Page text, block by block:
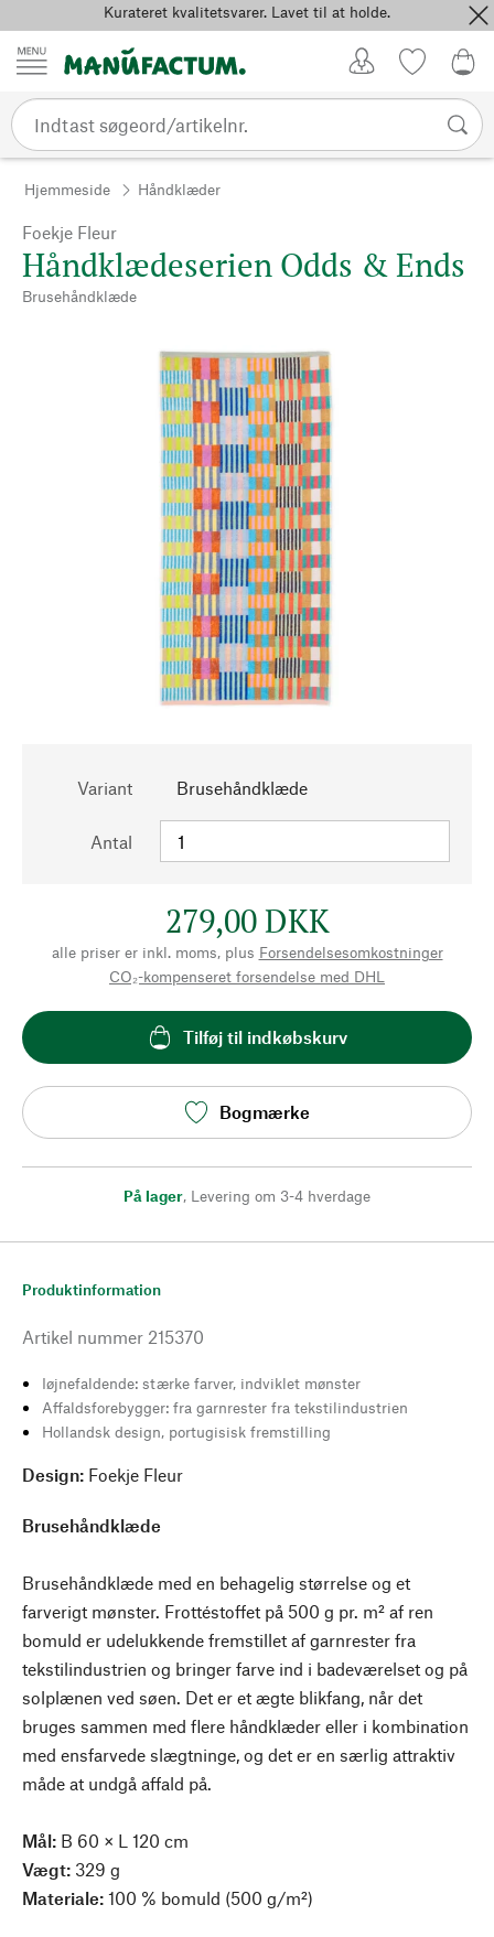
Spring til indholdKurateret kvalitetsvarer. Lavet til at holde.
Hjemmeside Håndklæder
Foekje Fleur
Håndklædeserien Odds & Ends
Brusehåndklæde
Variant Brusehåndklæde
Antal
279,00 DKK
alle priser er inkl. moms, plus Forsendelsesomkostninger
CO₂-kompenseret forsendelse med DHL
Tilføj til indkøbskurv
Bogmærke
På lager, Levering om 3-4 hverdage
Produktinformation
Artikel nummer 215370
Iøjnefaldende: stærke farver, indviklet mønster
Affaldsforebygger: fra garnrester fra tekstilindustrien
Hollandsk design, portugisisk fremstilling
Design: Foekje Fleur
Brusehåndklæde
Brusehåndklæde med en behagelig størrelse og et
farverigt mønster. Frottéstoffet på 500 g pr. m² af ren
bomuld er udelukkende fremstillet af garnrester fra
tekstilindustrien og bringer farve ind i badeværelset og på
solplænen ved søen. Det er et ægte blikfang, når det
bruges sammen med flere håndklæder eller i kombination
med ensfarvede slægtninge, og det er en særlig attraktiv
måde at undgå affald på.
Mål: B 60 × L 120 cm
Vægt: 329 g
Materiale: 100 % bomuld (500 g/m²)